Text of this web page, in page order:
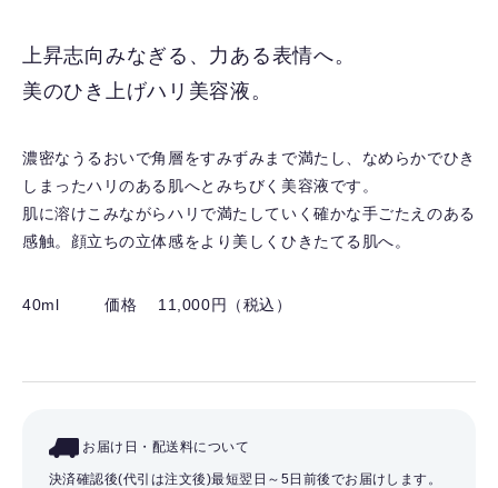
除
る
上昇志向みなぎる、力ある表情へ。
美のひき上げハリ美容液。
濃密なうるおいで角層をすみずみまで満たし、なめらかでひき
しまったハリのある肌へとみちびく美容液です。
肌に溶けこみながらハリで満たしていく確かな手ごたえのある
感触。顔立ちの立体感をより美しくひきたてる肌へ。
40ml 価格 11,000円（税込）
お届け日・配送料について
決済確認後(代引は注文後)最短翌日～5日前後でお届けします。